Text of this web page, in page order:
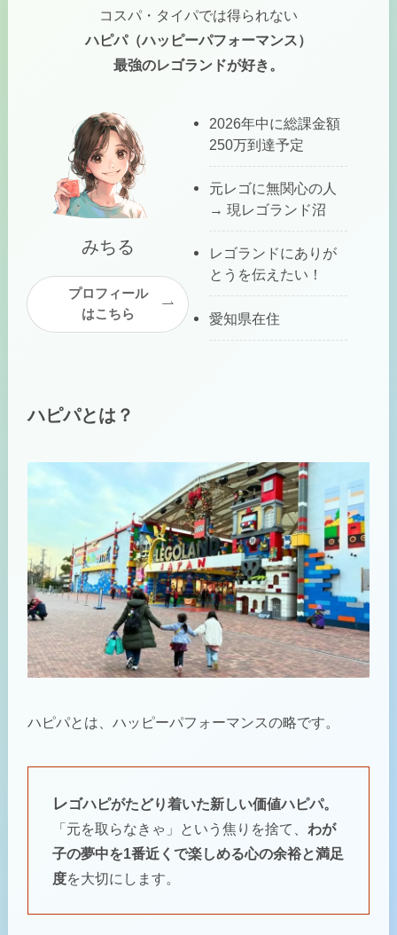
コスパ・タイパでは得られない
ハピパ（ハッピーパフォーマンス）
最強のレゴランドが好き。
みちる
プロフィール
はこちら
2026年中に総課金額
250万到達予定
元レゴに無関心の人
→ 現レゴランド沼
レゴランドにありが
とうを伝えたい！
愛知県在住
ハピパとは？
ハピパとは、ハッピーパフォーマンスの略です。
レゴハピがたどり着いた新しい価値ハピパ。
「元を取らなきゃ」という焦りを捨て、 わが
子の夢中を1番近くで楽しめる心の余裕と満足
度を大切にします。